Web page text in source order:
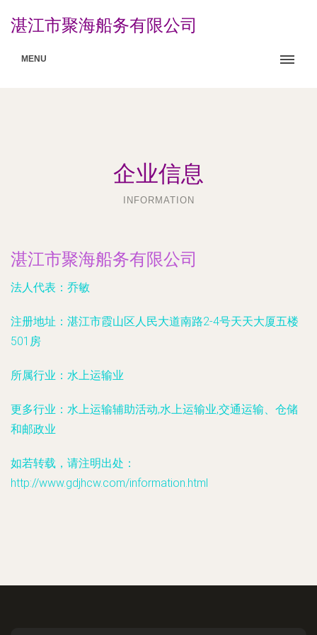
湛江市聚海船务有限公司
MENU
企业信息
INFORMATION
湛江市聚海船务有限公司
法人代表： 乔敏
注册地址： 湛江市霞山区人民大道南路2-4号天天大厦五楼
501房
所属行业： 水上运输业
更多行业： 水上运输辅助活动,水上运输业,交通运输、仓储
和邮政业
如若转载，请注明出处：
http://www.gdjhcw.com/information.html